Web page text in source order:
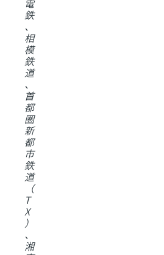
電
鉄
、
相
模
鉄
道
、
首
都
圏
新
都
市
鉄
道
（
T
X
）
、
湘